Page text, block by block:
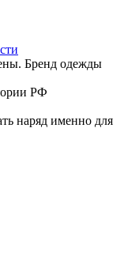
Бренд одежды
РФ
наряд именно для